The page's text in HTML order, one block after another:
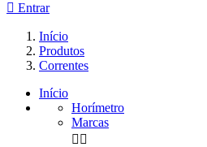
 Entrar
Início
Produtos
Correntes
Início
Horímetro
Marcas
 